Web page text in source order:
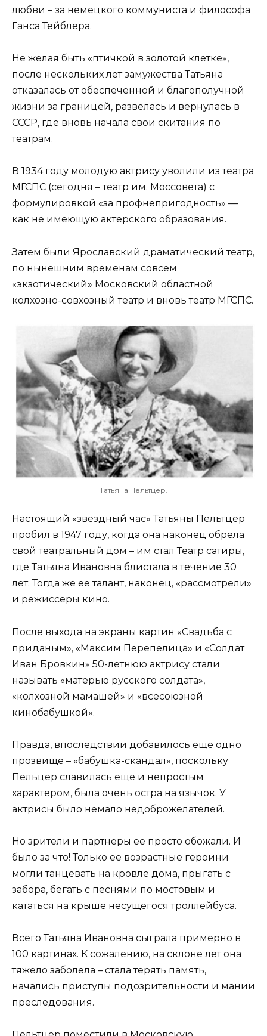
любви – за немецкого коммуниста и философа
Ганса Тейблера.
Не желая быть «птичкой в золотой клетке»,
после нескольких лет замужества Татьяна
отказалась от обеспеченной и благополучной
жизни за границей, развелась и вернулась в
СССР, где вновь начала свои скитания по
театрам.
В 1934 году молодую актрису уволили из театра
МГСПС (сегодня – театр им. Моссовета) с
формулировкой «за профнепригодность» —
как не имеющую актерского образования.
Затем были Ярославский драматический театр,
по нынешним временам совсем
«экзотический» Московский областной
колхозно-совхозный театр и вновь театр МГСПС.
Татьяна Пельтцер.
Настоящий «звездный час» Татьяны Пельтцер
пробил в 1947 году, когда она наконец обрела
свой театральный дом – им стал Театр сатиры,
где Татьяна Ивановна блистала в течение 30
лет. Тогда же ее талант, наконец, «рассмотрели»
и режиссеры кино.
После выхода на экраны картин «Свадьба с
приданым», «Максим Перепелица» и «Солдат
Иван Бровкин» 50-летнюю актрису стали
называть «матерью русского солдата»,
«колхозной мамашей» и «всесоюзной
кинобабушкой».
Правда, впоследствии добавилось еще одно
прозвище – «бабушка-скандал», поскольку
Пельцер славилась еще и непростым
характером, была очень остра на язычок. У
актрисы было немало недоброжелателей.
Но зрители и партнеры ее просто обожали. И
было за что! Только ее возрастные героини
могли танцевать на кровле дома, прыгать с
забора, бегать с песнями по мостовым и
кататься на крыше несущегося троллейбуса.
Всего Татьяна Ивановна сыграла примерно в
100 картинах. К сожалению, на склоне лет она
тяжело заболела – стала терять память,
начались приступы подозрительности и мании
преследования.